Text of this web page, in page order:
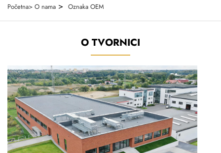
Početna> O nama > Oznaka OEM
O TVORNICI